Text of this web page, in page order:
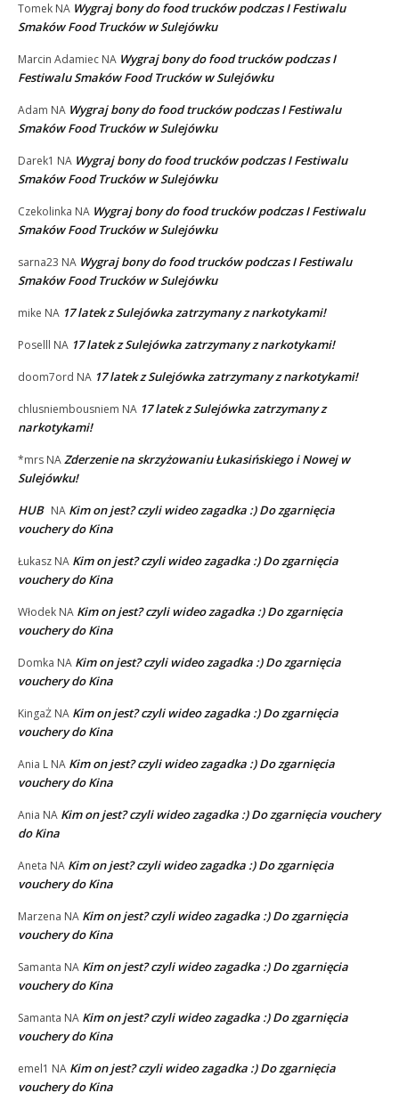
Tomek NA Wygraj bony do food trucków podczas I Festiwalu
Smaków Food Trucków w Sulejówku
Marcin Adamiec NA Wygraj bony do food trucków podczas I
Festiwalu Smaków Food Trucków w Sulejówku
Adam NA Wygraj bony do food trucków podczas I Festiwalu
Smaków Food Trucków w Sulejówku
Darek1 NA Wygraj bony do food trucków podczas I Festiwalu
Smaków Food Trucków w Sulejówku
Czekolinka NA Wygraj bony do food trucków podczas I Festiwalu
Smaków Food Trucków w Sulejówku
sarna23 NA Wygraj bony do food trucków podczas I Festiwalu
Smaków Food Trucków w Sulejówku
mike NA 17 latek z Sulejówka zatrzymany z narkotykami!
Poselll NA 17 latek z Sulejówka zatrzymany z narkotykami!
doom7ord NA 17 latek z Sulejówka zatrzymany z narkotykami!
chlusniembousniem NA 17 latek z Sulejówka zatrzymany z
narkotykami!
*mrs NAZderzenie na skrzyżowaniu Łukasińskiego i Nowej w
Sulejówku!
HUB NA Kim on jest? czyli wideo zagadka :) Do zgarnięcia
vouchery do Kina
Łukasz NA Kim on jest? czyli wideo zagadka :) Do zgarnięcia
vouchery do Kina
Włodek NA Kim on jest? czyli wideo zagadka :) Do zgarnięcia
vouchery do Kina
Domka NA Kim on jest? czyli wideo zagadka :) Do zgarnięcia
vouchery do Kina
KingaŻ NA Kim on jest? czyli wideo zagadka :) Do zgarnięcia
vouchery do Kina
Ania L NA Kim on jest? czyli wideo zagadka :) Do zgarnięcia
vouchery do Kina
Ania NA Kim on jest? czyli wideo zagadka :) Do zgarnięcia vouchery
do Kina
Aneta NA Kim on jest? czyli wideo zagadka :) Do zgarnięcia
vouchery do Kina
Marzena NA Kim on jest? czyli wideo zagadka :) Do zgarnięcia
vouchery do Kina
Samanta NA Kim on jest? czyli wideo zagadka :) Do zgarnięcia
vouchery do Kina
Samanta NA Kim on jest? czyli wideo zagadka :) Do zgarnięcia
vouchery do Kina
emel1 NA Kim on jest? czyli wideo zagadka :) Do zgarnięcia
vouchery do Kina